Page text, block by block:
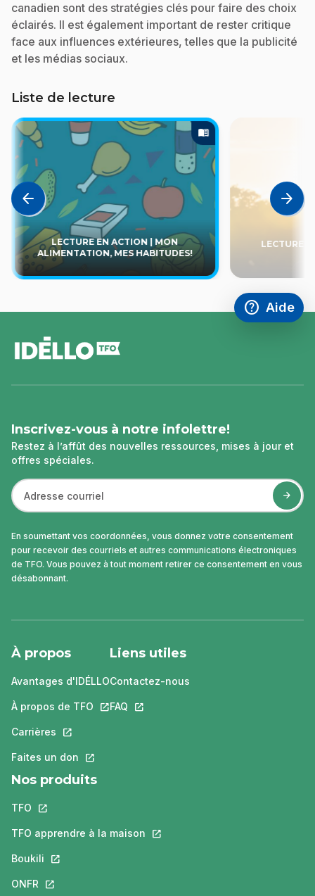
canadien sont des stratégies clés pour faire des choix
éclairés. Il est également important de rester critique
face aux influences extérieures, telles que la publicité
et les médias sociaux.
Liste de lecture
arrow_back
menu_book
LECTURE EN ACTION | MON
ALIMENTATION, MES HABITUDES!
LECTURE
arrow_forward
help
Accéder à
Aide
,Ce lien
de
page
Inscrivez-vous à notre infolettre!
Restez à l’affût des nouvelles ressources, mises à jour et
offres spéciales.
En soumettant vos coordonnées, vous donnez votre consentement
pour recevoir des courriels et autres communications électroniques
de TFO. Vous pouvez à tout moment retirer ce consentement en vous
désabonnant.
À propos
Avantages d'IDÉLLO
À propos de TFO Ce lien s'ouvrira dans un nouvel onglet.
Carrières Ce lien s'ouvrira dans un nouvel onglet.
Faites un don Ce lien s'ouvrira dans un nouvel onglet.
Liens utiles
Contactez-nous
FAQ Ce lien s'ouvrira dans un nouvel
Nos produits
TFO Ce lien s'ouvrira dans un nouvel onglet.
TFO apprendre à la maison Ce lien s'ouvrira dans un nouvel
Boukili Ce lien s'ouvrira dans un nouvel onglet.
ONFR Ce lien s'ouvrira dans un nouvel onglet.